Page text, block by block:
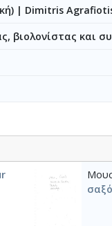
| Dimitris
βιολονίστας και